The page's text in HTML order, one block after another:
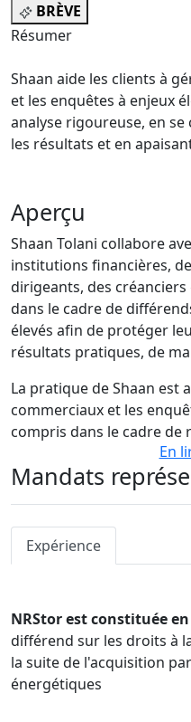
BRÈVE
Résumer
Shaan aide les clients à
et les enquêtes à enjeux
analyse rigoureuse, en
les résultats et en
Aperçu
Shaan Tolani collabore
institutions financières,
dirigeants, des
dans le cadre de
élevés afin de protéger
résultats pratiques, de
La pratique de Shaan est
commerciaux et les
compris dans le cadre de
mobilières, de
d’insolvabilité litigieuses
conseille des clients sur
transfrontaliers
plusieurs territoires. Il
professionnels de
externes. Combiné à sa
technologie, Shaan gère
complexes et
En
Mandats
Expérience
NRStor est constituée
différend sur les droits à
la suite de l'acquisition
énergétiques